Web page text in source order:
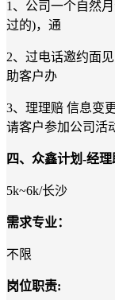
1 、 公司一个自然
过的)，通
2、 过电话邀约面
助客户办
3、 理理赔 信息变更
请客户参加公司活
四、 众鑫计划-经理
5k~6k/长沙
需求专业：
不限
岗位职责: